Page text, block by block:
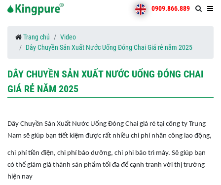
0909.866.889
Trang chủ
Video
Dây Chuyền Sản Xuất Nước Uống Đóng Chai Giá rẻ năm 2025
DÂY CHUYỀN SẢN XUẤT NƯỚC UỐNG ĐÓNG CHAI
GIÁ RẺ NĂM 2025
Dây Chuyền Sản Xuất Nước Uống Đóng Chai giá rẻ tại công ty Trung
Nam sẽ giúp bạn tiết kiệm được rất nhiều chi phí nhân công lao động,
chi phí tiền điện, chi phí bảo dưỡng, chi phi bảo trì máy. Sẽ giúp bạn
có thể giảm giá thành sản phẩm tối đa để cạnh tranh với thị trường
hiện nay